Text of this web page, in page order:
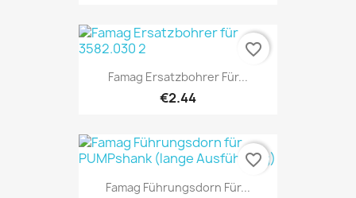
Famag Ersatzbohrer Für...
€2.44
favorite_border
Famag Führungsdorn Für...
favorite_border